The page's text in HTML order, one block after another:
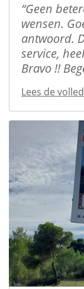
Geen
wensen.
antwoord.
service,
Bravo !!
Lees de